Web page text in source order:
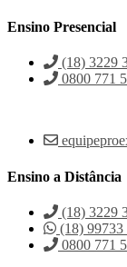
Ensino Presencial
(18) 3229
0800 771
Ensino a Distância
(18) 3229
(18) 99733
0800 771